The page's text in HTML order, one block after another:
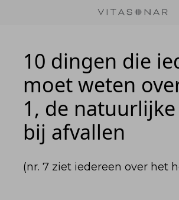
10 dingen die
moet weten
1, de
bij afvallen
(nr. 7 ziet iedereen over het